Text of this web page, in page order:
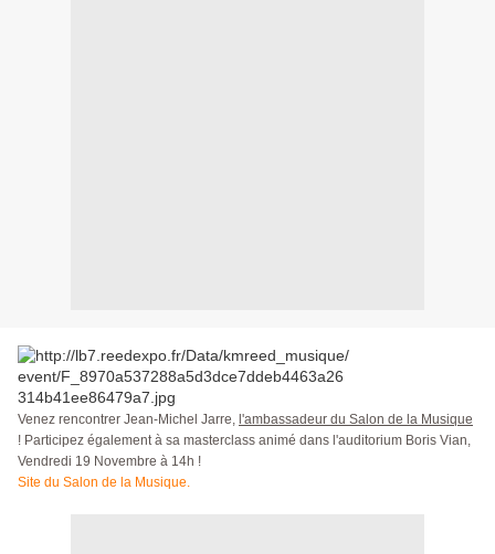
Venez rencontrer Jean-Michel Jarre, l'ambassadeur du Salon de la Musique
! Participez également à sa masterclass animé dans l'auditorium Boris Vian,
Vendredi 19 Novembre à 14h !
Site du Salon de la Musique.